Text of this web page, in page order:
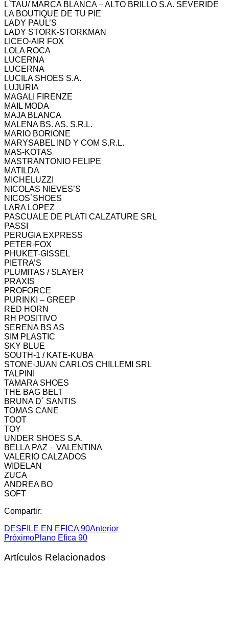
L`TAU/ MARCA BLANCA – ALTO BRILLO S.A. SEVERIDE
LA BOUTIQUE DE TU PIE
LADY PAUL’S
LADY STORK-STORKMAN
LICEO-AIR FOX
LOLA ROCA
LUCERNA
LUCERNA
LUCILA SHOES S.A.
LUJURIA
MAGALI FIRENZE
MAIL MODA
MAJA BLANCA
MALENA BS. AS. S.R.L.
MARIO BORIONE
MARYSABEL IND Y COM S.R.L.
MAS-KOTAS
MASTRANTONIO FELIPE
MATILDA
MICHELUZZI
NICOLAS NIEVES’S
NICOS`SHOES
LARA LOPEZ
PASCUALE DE PLATI CALZATURE SRL
PASSI
PERUGIA EXPRESS
PETER-FOX
PHUKET-GISSEL
PIETRA’S
PLUMITAS / SLAYER
PRAXIS
PROFORCE
PURINKI – GREEP
RED HORN
RH POSITIVO
SERENA BS AS
SIM PLASTIC
SKY BLUE
SOUTH-1 / KATE-KUBA
STONE-JUAN CARLOS CHILLEMI SRL
TALPINI
TAMARA SHOES
THE BAG BELT
BRUNA D´ SANTIS
TOMAS CANE
TOOT
TOY
UNDER SHOES S.A.
BELLA PAZ – VALENTINA
VALERIO CALZADOS
WIDELAN
ZUCA
ANDREA BO
SOFT
Compartir:
DESFILE EN EFICA 90Anterior
PróximoPlano Efica 90
Artículos Relacionados